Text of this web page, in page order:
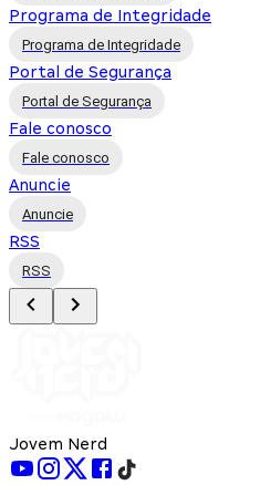
Programa de Integridade
Programa de Integridade
Portal de Segurança
Portal de Segurança
Fale conosco
Fale conosco
Anuncie
Anuncie
RSS
RSS
Jovem Nerd